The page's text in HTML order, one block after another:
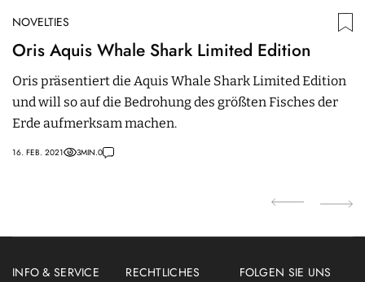
NOVELTIES
Oris Aquis Whale Shark Limited Edition
Oris präsentiert die Aquis Whale Shark Limited Edition
und will so auf die Bedrohung des größten Fisches der
Erde aufmerksam machen.
16. FEB. 2021 3MIN.0
INFO & SERVICE
RECHTLICHES
FOLGEN SIE UNS